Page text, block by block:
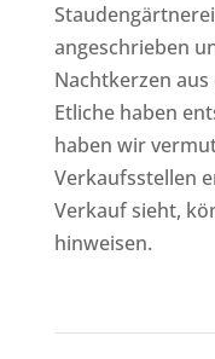
angeschrieben
Nachtkerzen
Etliche haben
haben wir
Verkaufsstellen
Verkauf sieht,
hinweisen.